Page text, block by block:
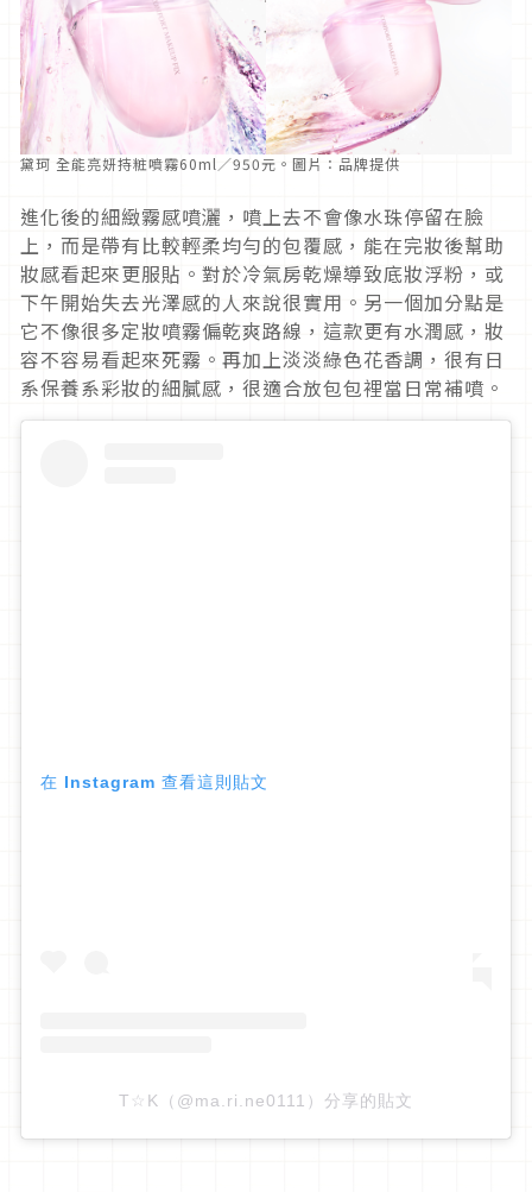
黛珂 全能亮妍持粧噴霧60ml／950元。圖片：品牌提供
進化後的細緻霧感噴灑，噴上去不會像水珠停留在臉
上，而是帶有比較輕柔均勻的包覆感，能在完妝後幫助
妝感看起來更服貼。對於冷氣房乾燥導致底妝浮粉，或
下午開始失去光澤感的人來說很實用。另一個加分點是
它不像很多定妝噴霧偏乾爽路線，這款更有水潤感，妝
容不容易看起來死霧。再加上淡淡綠色花香調，很有日
系保養系彩妝的細膩感，很適合放包包裡當日常補噴。
在 Instagram 查看這則貼文
T☆K（@ma.ri.ne0111）分享的貼文